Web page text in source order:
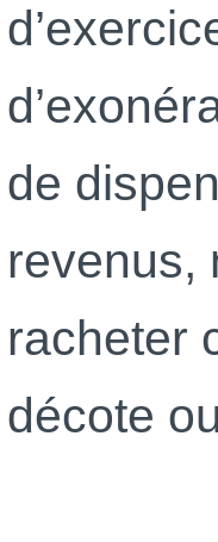
de
revenus,
racheter
décote